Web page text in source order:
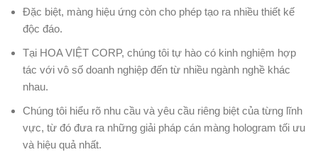
Đặc biệt, màng hiệu ứng còn cho phép tạo ra nhiều thiết kế
độc đáo.
Tại HOA VIỆT CORP, chúng tôi tự hào có kinh nghiệm hợp
tác với vô số doanh nghiệp đến từ nhiều ngành nghề khác
nhau.
Chúng tôi hiểu rõ nhu cầu và yêu cầu riêng biệt của từng lĩnh
vực, từ đó đưa ra những giải pháp cán màng hologram tối ưu
và hiệu quả nhất.